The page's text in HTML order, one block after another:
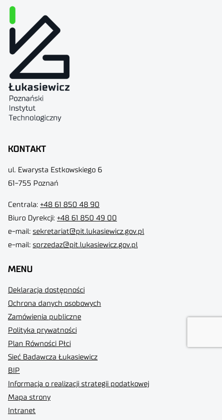
KONTAKT
ul. Ewarysta Estkowskiego 6
61-755 Poznań
Centrala: +48 61 850 48 90
Biuro Dyrekcji: +48 61 850 49 00
e-mail: sekretariat@pit.lukasiewicz.gov.pl
e-mail: sprzedaz@pit.lukasiewicz.gov.pl
MENU
Deklaracja dostępności
Ochrona danych osobowych
Zamówienia publiczne
Polityka prywatności
Plan Równości Płci
Sieć Badawcza Łukasiewicz
BIP
Informacja o realizacji strategii podatkowej
Mapa strony
Intranet